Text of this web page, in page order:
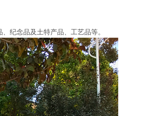
纪念品及土特产品、工艺品等。